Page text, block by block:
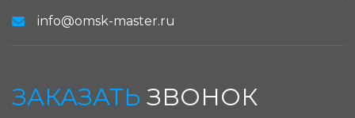
info@omsk-master.ru
ЗАКАЗАТЬ ЗВОНОК